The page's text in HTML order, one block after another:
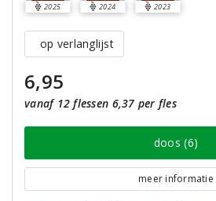
2025 2024 2023
op verlanglijst
6,95
vanaf 12 flessen 6,37 per fles
doos (6)
meer informatie